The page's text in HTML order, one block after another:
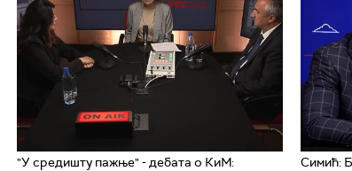
"У средишту пажње" - дебата о КиМ:
Симић: